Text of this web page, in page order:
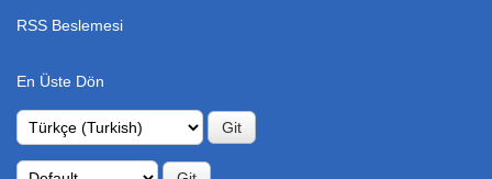
RSS Beslemesi
En Üste Dön